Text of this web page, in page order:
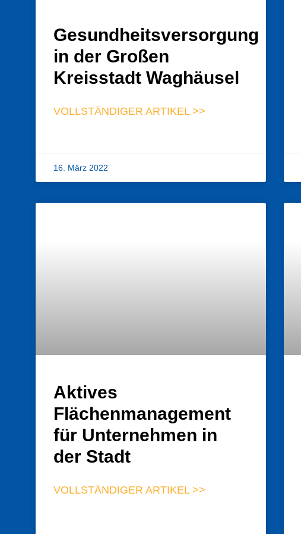
Gesundheitsversorgung
in der Großen
Kreisstadt Waghäusel
VOLLSTÄNDIGER ARTIKEL >>
16. März 2022
Aktives
Flächenmanagement
für Unternehmen in
der Stadt
VOLLSTÄNDIGER ARTIKEL >>